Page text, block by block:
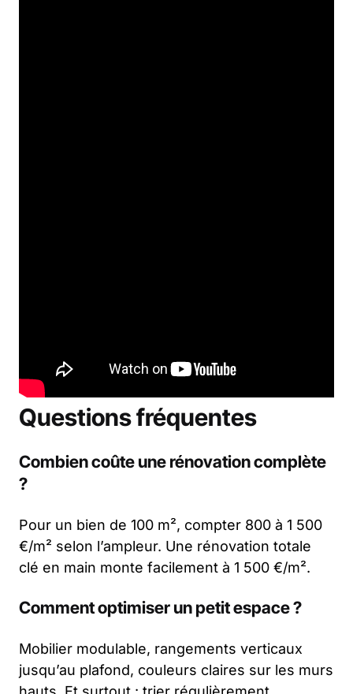
Questions fréquentes
Combien coûte une rénovation complète
?
Pour un bien de 100 m², compter 800 à 1 500
€/m² selon l’ampleur. Une rénovation totale
clé en main monte facilement à 1 500 €/m².
Comment optimiser un petit espace ?
Mobilier modulable, rangements verticaux
jusqu’au plafond, couleurs claires sur les murs